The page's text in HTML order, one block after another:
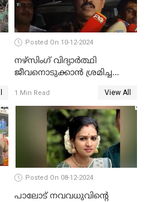
Posted On 10-12-2024
നഴ്‌സിംഗ് വിദ്യാർത്ഥി
ജീവനൊടുക്കാന്‍ ശ്രമിച്ച
മാറ്റിയതായി മൻസൂർ
ആശുപത്രി എം.ഡി ഷംസുദ്ദീൻ
1 Min Read View All
Posted On 08-12-2024
പാലോട് നവവധുവിന്റെ